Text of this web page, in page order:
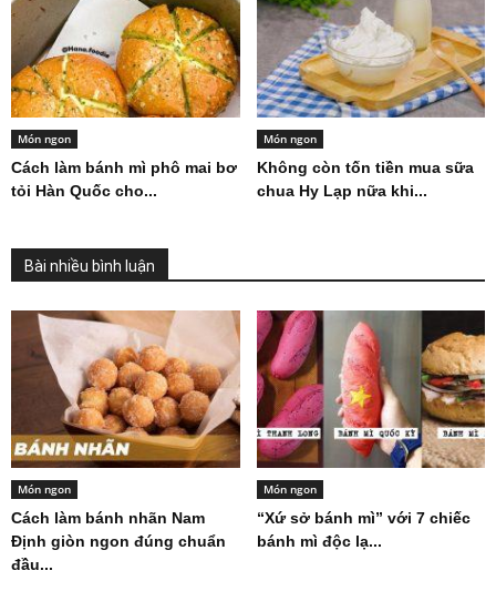
Món ngon
Cách làm bánh mì phô mai bơ
tỏi Hàn Quốc cho...
Món ngon
Không còn tốn tiền mua sữa
chua Hy Lạp nữa khi...
Bài nhiều bình luận
Món ngon
Cách làm bánh nhãn Nam
Định giòn ngon đúng chuẩn
đầu...
Món ngon
“Xứ sở bánh mì” với 7 chiếc
bánh mì độc lạ...